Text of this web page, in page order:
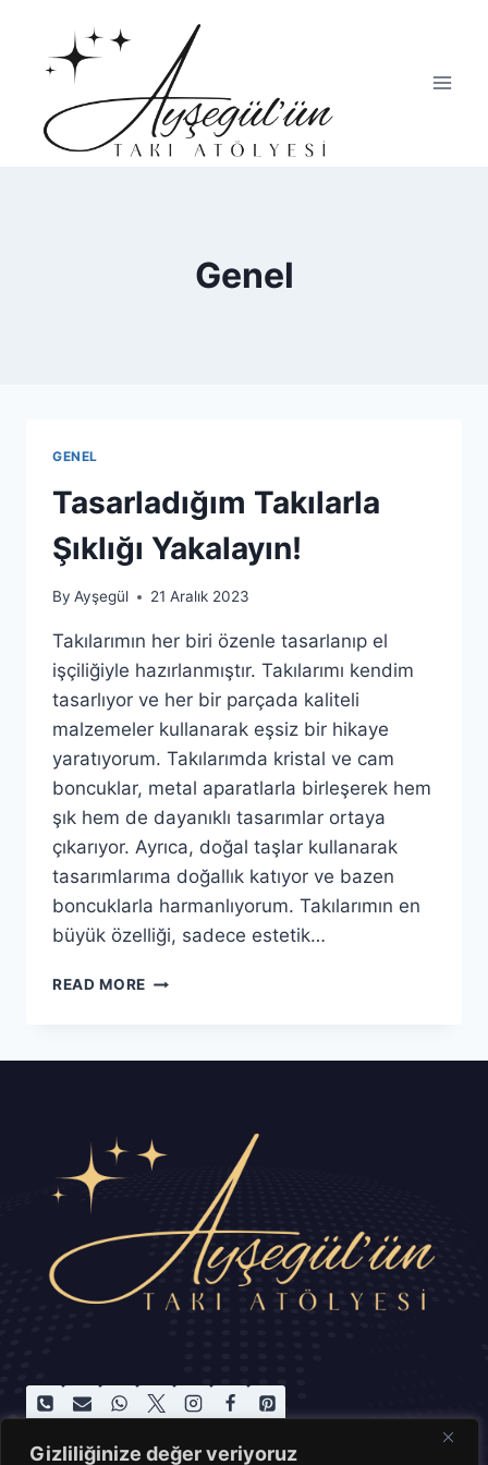
Gizliliğinize değer veriyoruz
content
Genel
GENEL
Tasarladığım Takılarla
Şıklığı Yakalayın!
By Ayşegül 21 Aralık 2023
Takılarımın her biri özenle tasarlanıp el
işçiliğiyle hazırlanmıştır. Takılarımı kendim
tasarlıyor ve her bir parçada kaliteli
malzemeler kullanarak eşsiz bir hikaye
yaratıyorum. Takılarımda kristal ve cam
boncuklar, metal aparatlarla birleşerek hem
şık hem de dayanıklı tasarımlar ortaya
çıkarıyor. Ayrıca, doğal taşlar kullanarak
tasarımlarıma doğallık katıyor ve bazen
boncuklarla harmanlıyorum. Takılarımın en
büyük özelliği, sadece estetik…
READ MORE TASARLADIĞIM